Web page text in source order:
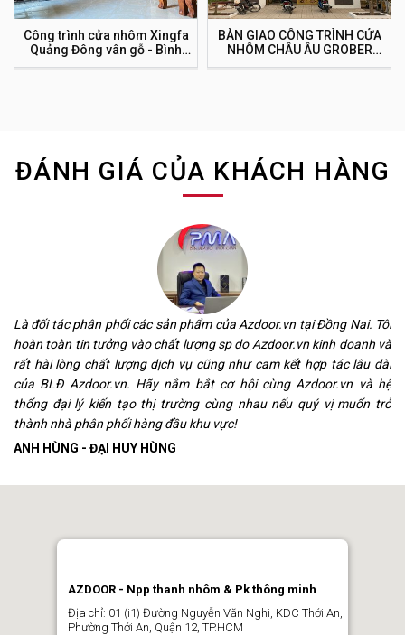
Công trình cửa nhôm Xingfa
Quảng Đông vân gỗ - Bình
Chánh nhà cô Vân
BÀN GIAO CÔNG TRÌNH CỬA
NHÔM CHÂU ÂU GROBER
AZDOOR TẠI AN GIANG
ĐÁNH GIÁ CỦA KHÁCH HÀNG
Là đối tác phân phối các sản phẩm của Azdoor.vn tại Đồng Nai. Tôi
hoàn toàn tin tưởng vào chất lượng sp do Azdoor.vn kinh doanh và
rất hài lòng chất lượng dịch vụ cũng như cam kết hợp tác lâu dài
của BLĐ Azdoor.vn. Hãy nắm bắt cơ hội cùng Azdoor.vn và hệ
thống đại lý kiến tạo thị trường cùng nhau nếu quý vị muốn trở
thành nhà phân phối hàng đầu khu vực!
ANH HÙNG - ĐẠI HUY HÙNG
AZDOOR - Npp thanh nhôm & Pk thông minh
Địa chỉ: 01 (i1) Đường Nguyễn Văn Nghi, KDC Thới An,
Phường Thới An, Quận 12, TP.HCM